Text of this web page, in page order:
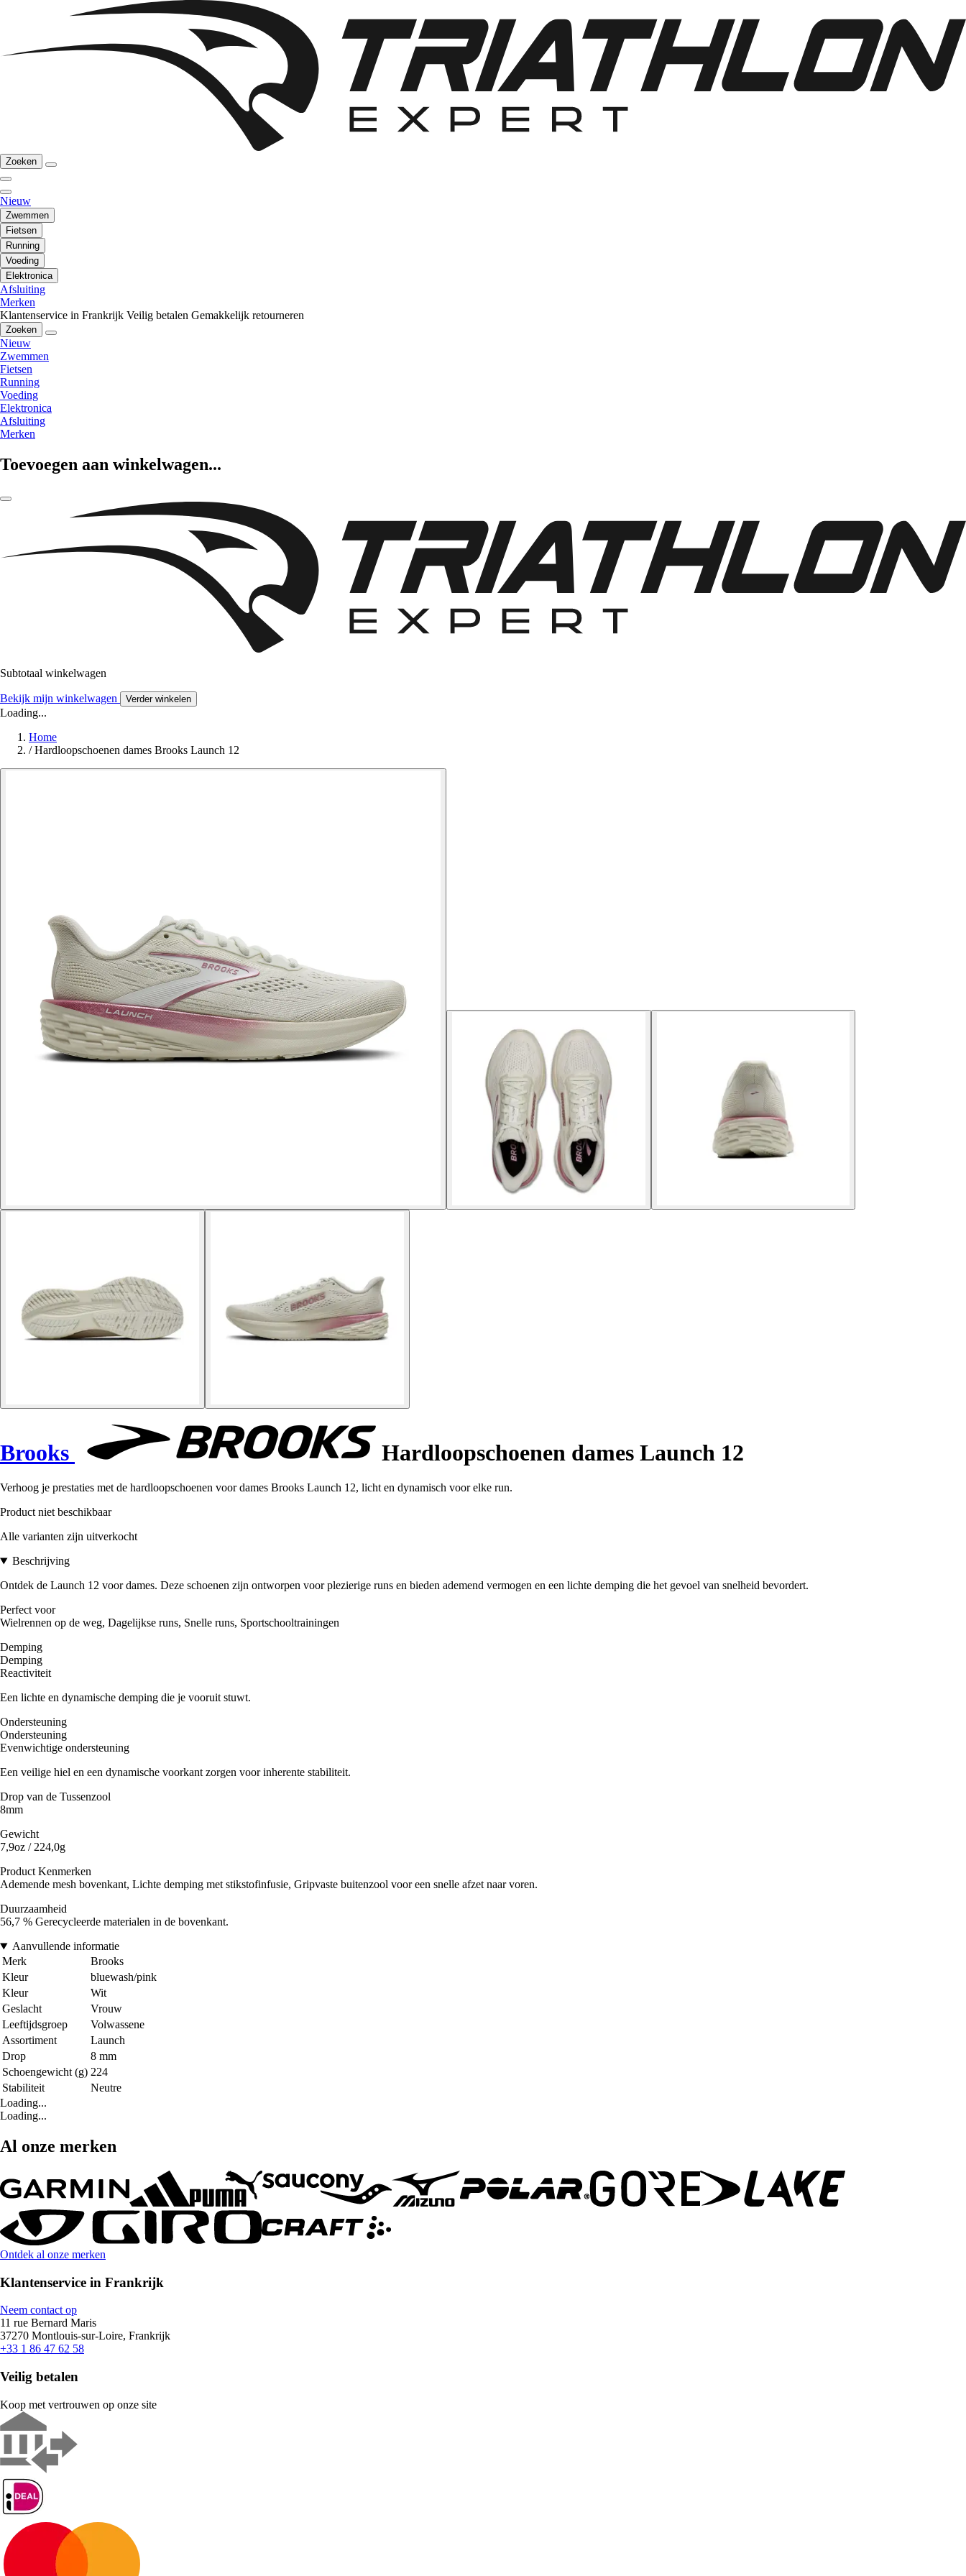
Zoeken
Nieuw
Zwemmen
Fietsen
Running
Voeding
Elektronica
Afsluiting
Merken
Klantenservice in Frankrijk Veilig betalen Gemakkelijk retourneren
Zoeken
Nieuw
Zwemmen
Fietsen
Running
Voeding
Elektronica
Afsluiting
Merken
Toevoegen aan winkelwagen...
Subtotaal winkelwagen
Bekijk mijn winkelwagen Verder winkelen
Loading...
Home
/ Hardloopschoenen dames Brooks Launch 12
Brooks Hardloopschoenen dames Launch 12
Verhoog je prestaties met de hardloopschoenen voor dames Brooks Launch 12, licht en dynamisch voor elke run.
Product niet beschikbaar
Alle varianten zijn uitverkocht
Beschrijving
Ontdek de Launch 12 voor dames. Deze schoenen zijn ontworpen voor plezierige runs en bieden ademend vermogen en een lichte demping die het gevoel van snelheid bevordert.
Perfect voor
Wielrennen op de weg, Dagelijkse runs, Snelle runs, Sportschooltrainingen
Demping
Demping
Reactiviteit
Een lichte en dynamische demping die je vooruit stuwt.
Ondersteuning
Ondersteuning
Evenwichtige ondersteuning
Een veilige hiel en een dynamische voorkant zorgen voor inherente stabiliteit.
Drop van de Tussenzool
8mm
Gewicht
7,9oz / 224,0g
Product Kenmerken
Ademende mesh bovenkant, Lichte demping met stikstofinfusie, Gripvaste buitenzool voor een snelle afzet naar voren.
Duurzaamheid
56,7 % Gerecycleerde materialen in de bovenkant.
Aanvullende informatie
Merk
Brooks
Kleur
bluewash/pink
Kleur
Wit
Geslacht
Vrouw
Leeftijdsgroep
Volwassene
Assortiment
Launch
Drop
8 mm
Schoengewicht (g) 224
Stabiliteit
Neutre
Loading...
Loading...
Al onze merken
Ontdek al onze merken
Klantenservice in Frankrijk
Neem contact op
11 rue Bernard Maris
37270 Montlouis-sur-Loire, Frankrijk
+33 1 86 47 62 58
Veilig betalen
Koop met vertrouwen op onze site